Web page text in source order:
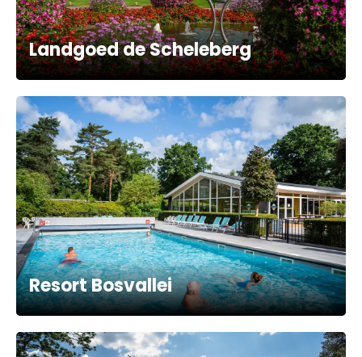
Landgoed de Scheleberg
Resort Bosvallei